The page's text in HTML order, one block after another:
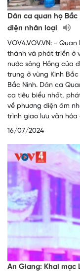
Dân ca quan họ
diện nhân loại
VOV4.VOV.VN: -
thành và phát triển ở
nước sông Hồng của
trung ở vùng Kinh
Bắc Ninh. Dân ca
ca tiêu biểu nhất,
về phương diện âm
trình giao lưu văn
16/07/2024
An Giang: Khai mạc